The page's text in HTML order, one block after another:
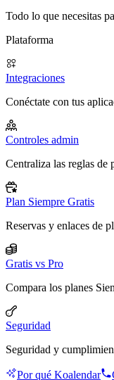
Todo lo que necesitas
Plataforma
Integraciones
Conéctate con tus
Controles admin
Centraliza las reglas de
Plan Siempre Gratis
Reservas y enlaces de
Gratis vs Pro
Compara los planes
Seguridad
Seguridad y
Por qué Koalendar